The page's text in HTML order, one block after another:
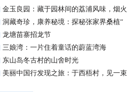
金玉良园：藏于园林间的荔浦风味，烟火
洞藏奇珍，康养秘境：探秘张家界桑植“
龙塘苗寨招龙节
三娘湾：一片住着童话的蔚蓝湾海
东山岛冬古村的山舍时光
美丽中国行发现之旅：于西梧村，见一束